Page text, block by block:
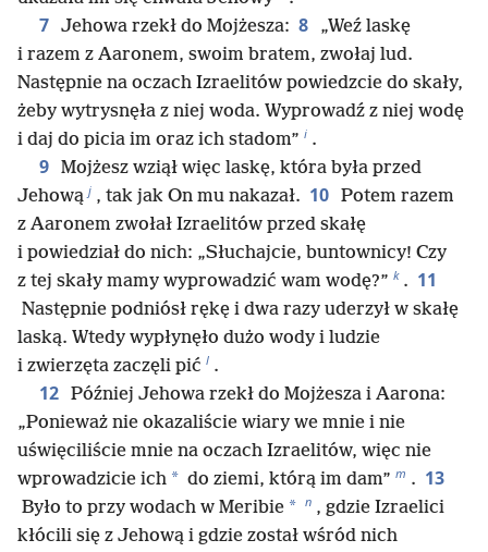
7 Jehowa rzekł do Mojżesza: 8
„Weź laskę
i razem z Aaronem, swoim bratem, zwołaj lud.
Następnie na oczach Izraelitów powiedzcie do skały,
żeby wytrysnęła z niej woda. Wyprowadź z niej wodę
i daj do picia im oraz ich stadom” i .
9 Mojżesz wziął więc laskę, która była przed
Jehową j , tak jak On mu nakazał. 10 Potem razem
z Aaronem zwołał Izraelitów przed skałę
i powiedział do nich: „Słuchajcie, buntownicy! Czy
z tej skały mamy wyprowadzić wam wodę?” k . 11
Następnie podniósł rękę i dwa razy uderzył w skałę
laską. Wtedy wypłynęło dużo wody i ludzie
i zwierzęta zaczęli pić l .
12 Później Jehowa rzekł do Mojżesza i Aarona:
„Ponieważ nie okazaliście wiary we mnie i nie
uświęciliście mnie na oczach Izraelitów, więc nie
wprowadzicie ich * do ziemi, którą im dam” m . 13
Było to przy wodach w Meribie * n , gdzie Izraelici
kłócili się z Jehową i gdzie został wśród nich